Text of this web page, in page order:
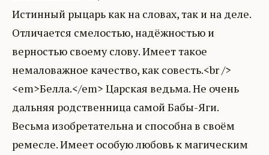
Истинный рыцарь как на словах, так и на деле.
Отличается смелостью, надёжностью и
верностью своему слову. Имеет такое
немаловажное качество, как совесть.<br />
<em>Белла.</em> Царская ведьма. Не очень
дальняя родственница самой Бабы-Яги.
Весьма изобретательна и способна в своём
ремесле. Имеет особую любовь к магическим